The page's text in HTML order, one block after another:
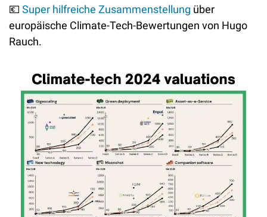
💶 Super hilfreiche Zusammenstellung über
europäische Climate-Tech-Bewertungen von Hugo
Rauch.